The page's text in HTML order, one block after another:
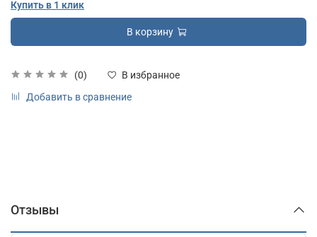
(0)
В избранное
Добавить в сравнение
Купить в 1 клик
В корзину
Отзывы